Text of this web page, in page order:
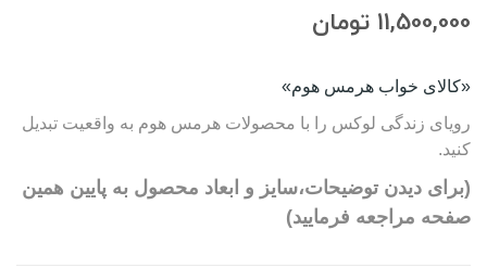
11,500,000 تومان
«کالای خواب هرمس هوم»
رویای زندگی لوکس را با محصولات هرمس هوم به واقعیت تبدیل
کنید.
(برای دیدن توضیحات،سایز و ابعاد محصول به پایین همین
صفحه مراجعه فرمایید)